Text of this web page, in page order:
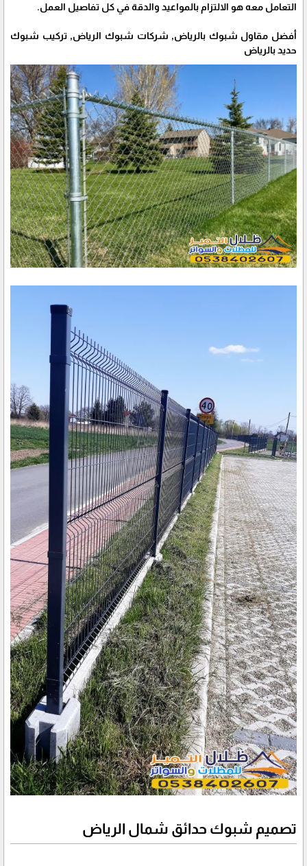
التعامل معه هو الالتزام بالمواعيد والدقة في كل تفاصيل العمل.
أفضل مقاول شبوك بالرياض, شركات شبوك الرياض, تركيب شبوك
حديد بالرياض
تصميم شبوك حدائق شمال الرياض